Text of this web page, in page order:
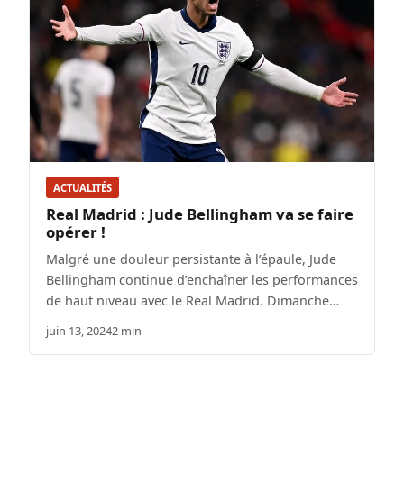
ACTUALITÉS
Real Madrid : Jude Bellingham va se faire
opérer !
Malgré une douleur persistante à l’épaule, Jude
Bellingham continue d’enchaîner les performances
de haut niveau avec le Real Madrid. Dimanche…
juin 13, 20242 min